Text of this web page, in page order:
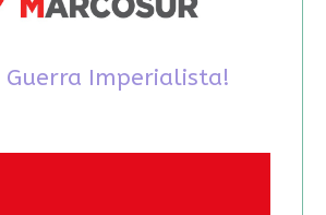
Guerra Imperialista!